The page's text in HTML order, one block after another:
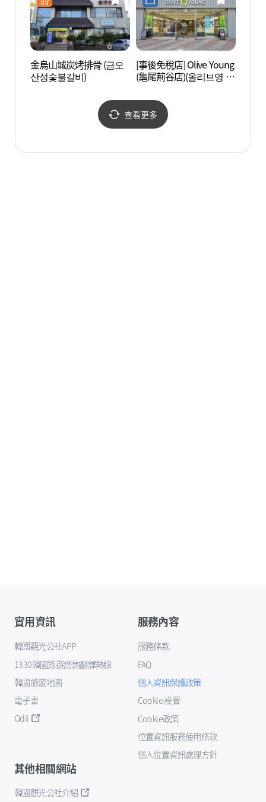
金烏山城炭烤排骨 (금오
산성숯불갈비)
[事後免稅店] Olive Young
(龜尾荊谷店)(올리브영 구
查看更多
實用資訊
韓國觀光公社APP
1330韓國旅遊諮詢翻譯熱線
韓國旅遊地圖
電子書
Odii
服務內容
服務條款
FAQ
個人資訊保護政策
Cookie 設置
Cookie政策
位置資訊服務使用條款
個人位置資訊處理方針
其他相關網站
韓國觀光公社介紹